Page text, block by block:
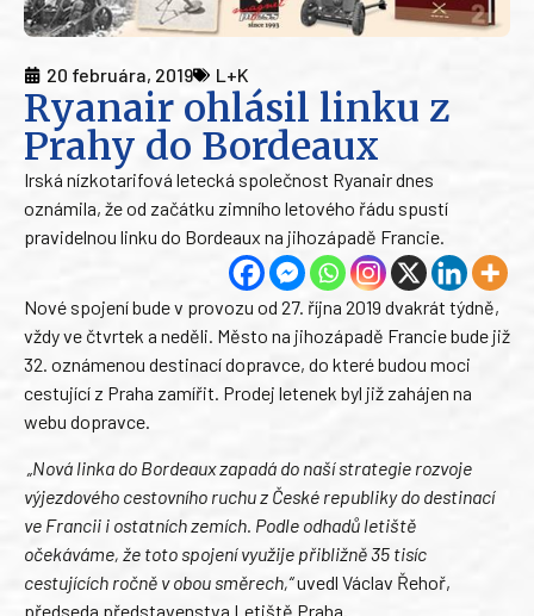
20 februára, 2019 L+K
Ryanair ohlásil linku z
Prahy do Bordeaux
Irská nízkotarifová letecká společnost Ryanair dnes
oznámila, že od začátku zimního letového řádu spustí
pravidelnou linku do Bordeaux na jihozápadě Francie.
Nové spojení bude v provozu od 27. října 2019 dvakrát týdně,
vždy ve čtvrtek a neděli. Město na jihozápadě Francie bude již
32. oznámenou destinací dopravce, do které budou moci
cestující z Praha zamířit. Prodej letenek byl již zahájen na
webu dopravce.
„Nová linka do Bordeaux zapadá do naší strategie rozvoje
výjezdového cestovního ruchu z České republiky do destinací
ve Francii i ostatních zemích. Podle odhadů letiště
očekáváme, že toto spojení využije přibližně 35 tisíc
cestujících ročně v obou směrech,“uvedl Václav Řehoř,
předseda představenstva Letiště Praha.